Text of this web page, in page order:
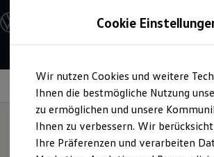
Hauptinhalt
springen
Footer
springen
Modelle und Konfigurator
Konfigurator
Modelle vergleichen
Elektroautos
ENERGY Sondermodelle
Nutzfahrzeuge
SUV und CUV
Familienautos
Kombis
Information
Cookie
Wir nutzen Cookies und weitere
Ihnen die bestmögliche Nutzung
zu ermöglichen und unsere
Ihnen zu verbessern. Wir
Ihre Präferenzen und verarbeiten